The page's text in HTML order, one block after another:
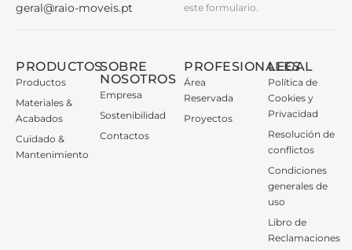
geral@raio-moveis.pt
este formulario.
PRODUCTOS
Productos
Materiales &
Acabados
Cuidado &
Mantenimiento
SOBRE
NOSOTROS
Empresa
Sostenibilidad
Contactos
PROFESIONALES
Área
Reservada
Proyectos
LEGAL
Política de
Cookies y
Privacidad
Resolución de
conflictos
Condiciones
generales de
uso
Libro de
Reclamaciones